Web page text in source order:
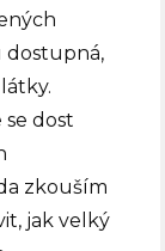
dostupná,
se dost
zkouším
jak velký